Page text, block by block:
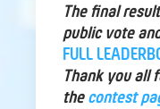
The final
public vote
FULL
Thank you all
the contest